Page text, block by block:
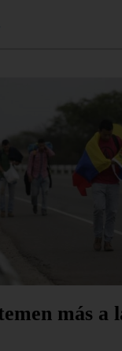
más a